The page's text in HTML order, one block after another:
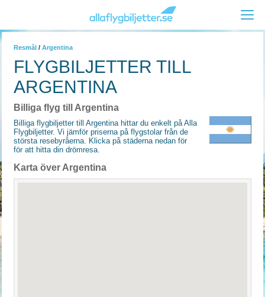
Resmål / Argentina
FLYGBILJETTER TILL
ARGENTINA
Billiga flyg till Argentina
Billiga flygbiljetter till Argentina hittar du enkelt på Alla
Flygbiljetter. Vi jämför priserna på flygstolar från de
största resebyråerna. Klicka på städerna nedan för
för att hitta din drömresa.
Karta över Argentina